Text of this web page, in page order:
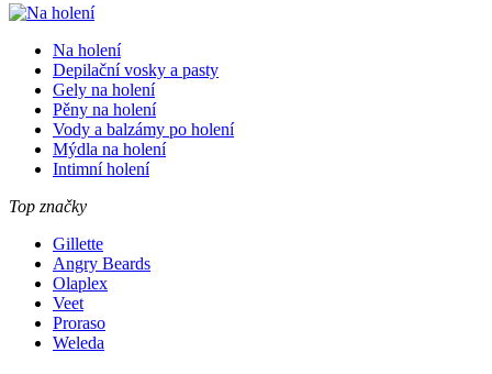
Na holení
Depilační vosky a pasty
Gely na holení
Pěny na holení
Vody a balzámy po holení
Mýdla na holení
Intimní holení
Top značky
Gillette
Angry Beards
Olaplex
Veet
Proraso
Weleda